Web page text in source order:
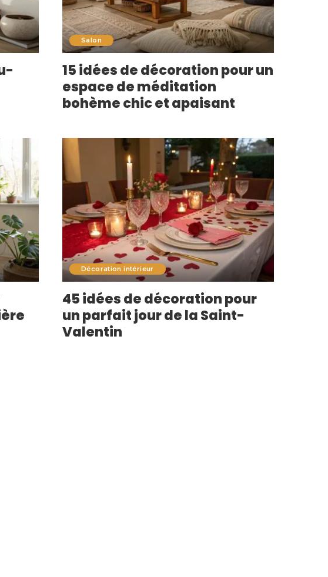
Salon
15 idées de décoration pour un
espace de méditation
bohème chic et apaisant
Décoration intérieur
45 idées de décoration pour
un parfait jour de la Saint-
Valentin